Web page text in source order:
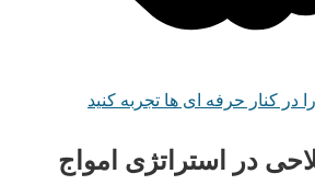
در کنار حرفه ای ها تجربه کنید
در استراتژی امواج